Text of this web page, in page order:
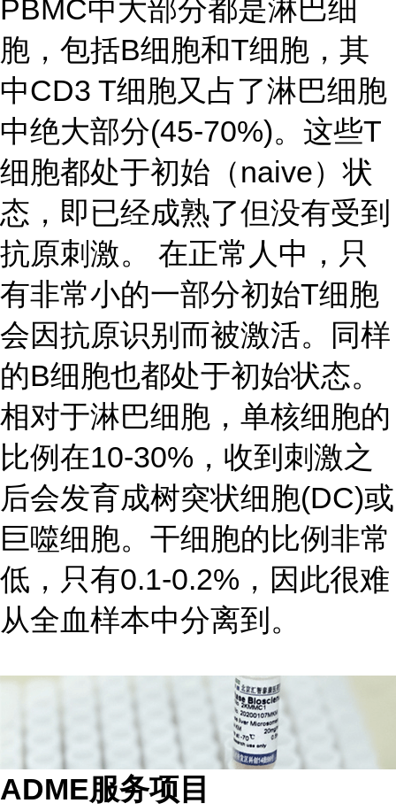
PBMC中大部分都是淋巴细
胞，包括B细胞和T细胞，其
中CD3 T细胞又占了淋巴细胞
中绝大部分(45-70%)。这些T
细胞都处于初始（naive）状
态，即已经成熟了但没有受到
抗原刺激。 在正常人中，只
有非常小的一部分初始T细胞
会因抗原识别而被激活。同样
的B细胞也都处于初始状态。
相对于淋巴细胞，单核细胞的
比例在10-30%，收到刺激之
后会发育成树突状细胞(DC)或
巨噬细胞。干细胞的比例非常
低，只有0.1-0.2%，因此很难
从全血样本中分离到。
ADME服务项目